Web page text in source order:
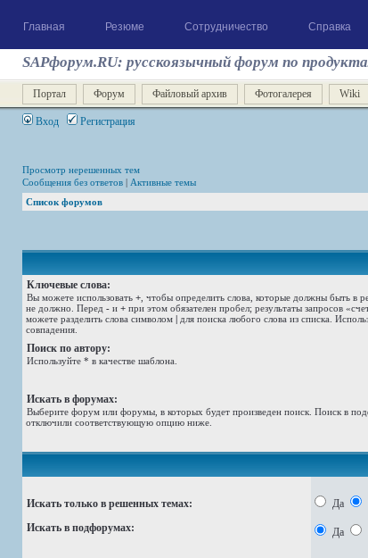
Главная Резюме Сотрудничество Справка
SAPфорум.RU: русскоязычный форум по
Портал Форум Файловый архив Фотогалерея Wiki
Вход Регистрация
Просмотр нерешенных тем
Сообщения без ответов | Активные темы
Список форумов
Ключевые слова:
Вы можете использовать + , чтобы определить слова, которые должны быть в
не должно. Перед - и + при этом обязателен пробел; результаты запросов
можете разделить слова символом | для поиска любого слова из списка.
совпадения.
Поиск по автору:
Используйте * в качестве шаблона.
Искать в форумах:
Выберите форум или форумы, в которых будет произведен поиск. Поиск в
отключили соответствующую опцию ниже.
Искать только в решенных темах:
Искать в подфорумах:
Да
Да